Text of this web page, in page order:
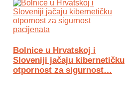
Bolnice u Hrvatskoj i
Sloveniji jačaju kibernetičku
otpornost za sigurnost…